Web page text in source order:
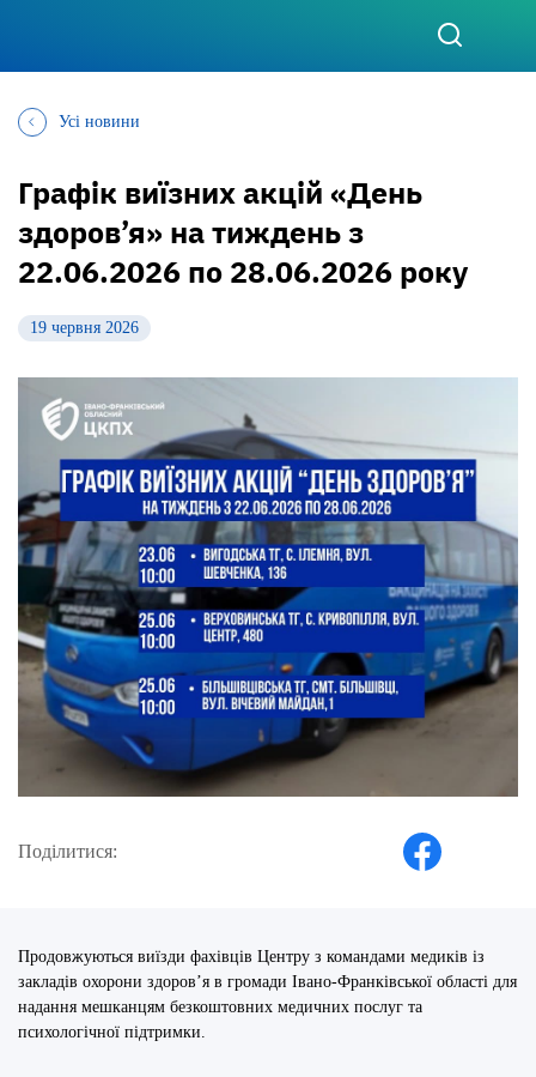
Усі новини
Графік виїзних акцій «День
здоров’я» на тиждень з
22.06.2026 по 28.06.2026 року
19 червня 2026
Поділитися:
Продовжуються виїзди фахівців Центру з командами медиків із
закладів охорони здоров’я в громади Івано-Франківської області для
надання мешканцям безкоштовних медичних послуг та
психологічної підтримки.